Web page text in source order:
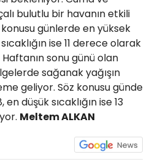
bulutlu bir havanın etkili
günlerde en yüksek
ise 11 derece olarak
sonu günü olan
sağanak yağışın
geliyor. Söz konusu günde
en düşük sıcaklığın ise 13
Meltem ALKAN